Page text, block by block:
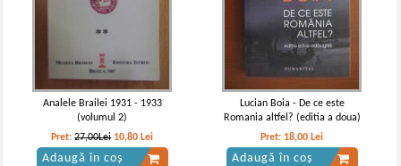
Analele Brailei 1931 - 1933
(volumul 2)
Pret:27,00Lei 10,80 Lei
Adaugă în coș
Lucian Boia - De ce este
Romania altfel? (editia a doua)
Pret: 18,00 Lei
Adaugă în coș